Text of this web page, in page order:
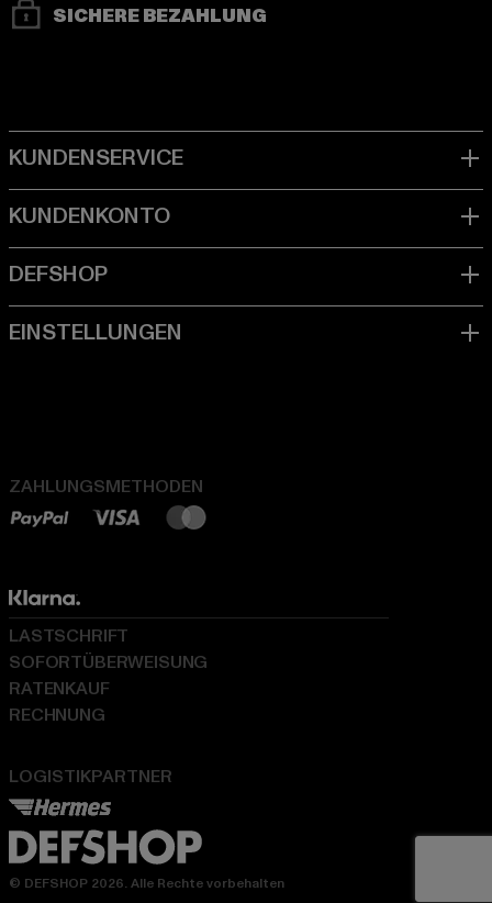
SICHERE BEZAHLUNG
ZAHLUNGSMETHODEN
LOGISTIKPARTNER
LASTSCHRIFT
SOFORTÜBERWEISUNG
RATENKAUF
RECHNUNG
© DEFSHOP 2026. Alle Rechte vorbehalten